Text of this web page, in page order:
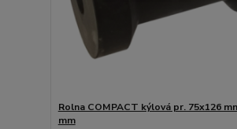
Rolna COMPACT kýlová pr. 75x126
mm